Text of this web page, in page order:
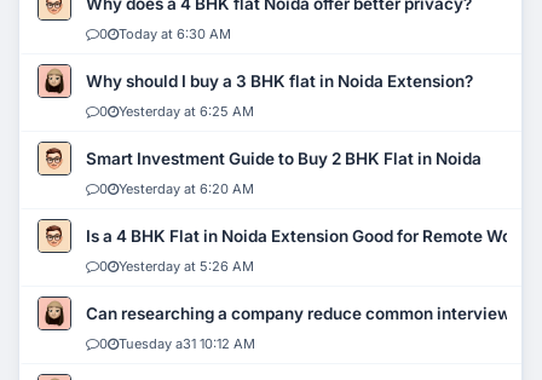
0 Today at 6:30 AM
Why should I buy a 3 BHK flat in Noida Extension?
0 Yesterday at 6:25 AM
Smart Investment Guide to Buy 2 BHK Flat in Noida
0 Yesterday at 6:20 AM
Is a 4 BHK Flat in Noida Extension Good for Remote Work?
0 Yesterday at 5:26 AM
Can researching a company reduce common interview
0 Tuesday a31 10:12 AM